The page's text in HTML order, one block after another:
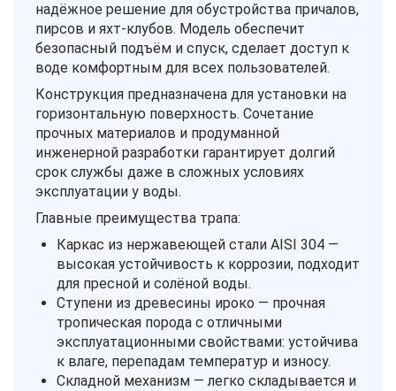
надёжное решение для обустройства причалов,
пирсов и яхт‑клубов. Модель обеспечит
безопасный подъём и спуск, сделает доступ к
воде комфортным для всех пользователей.
Конструкция предназначена для установки на
горизонтальную поверхность. Сочетание
прочных материалов и продуманной
инженерной разработки гарантирует долгий
срок службы даже в сложных условиях
эксплуатации у воды.
Главные преимущества трапа:
Каркас из нержавеющей стали AISI 304 —
высокая устойчивость к коррозии, подходит
для пресной и солёной воды.
Ступени из древесины ироко — прочная
тропическая порода с отличными
эксплуатационными свойствами: устойчива
к влаге, перепадам температур и износу.
Складной механизм — легко складывается и